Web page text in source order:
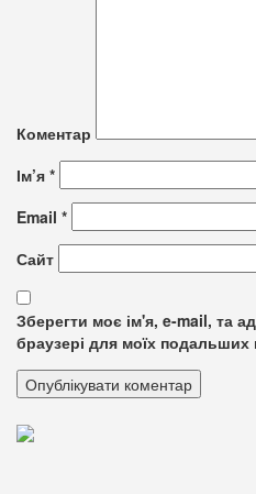
Коментар
Ім’я *
Email *
Сайт
Зберегти моє ім'я, e-mail, та
браузері для моїх подальших